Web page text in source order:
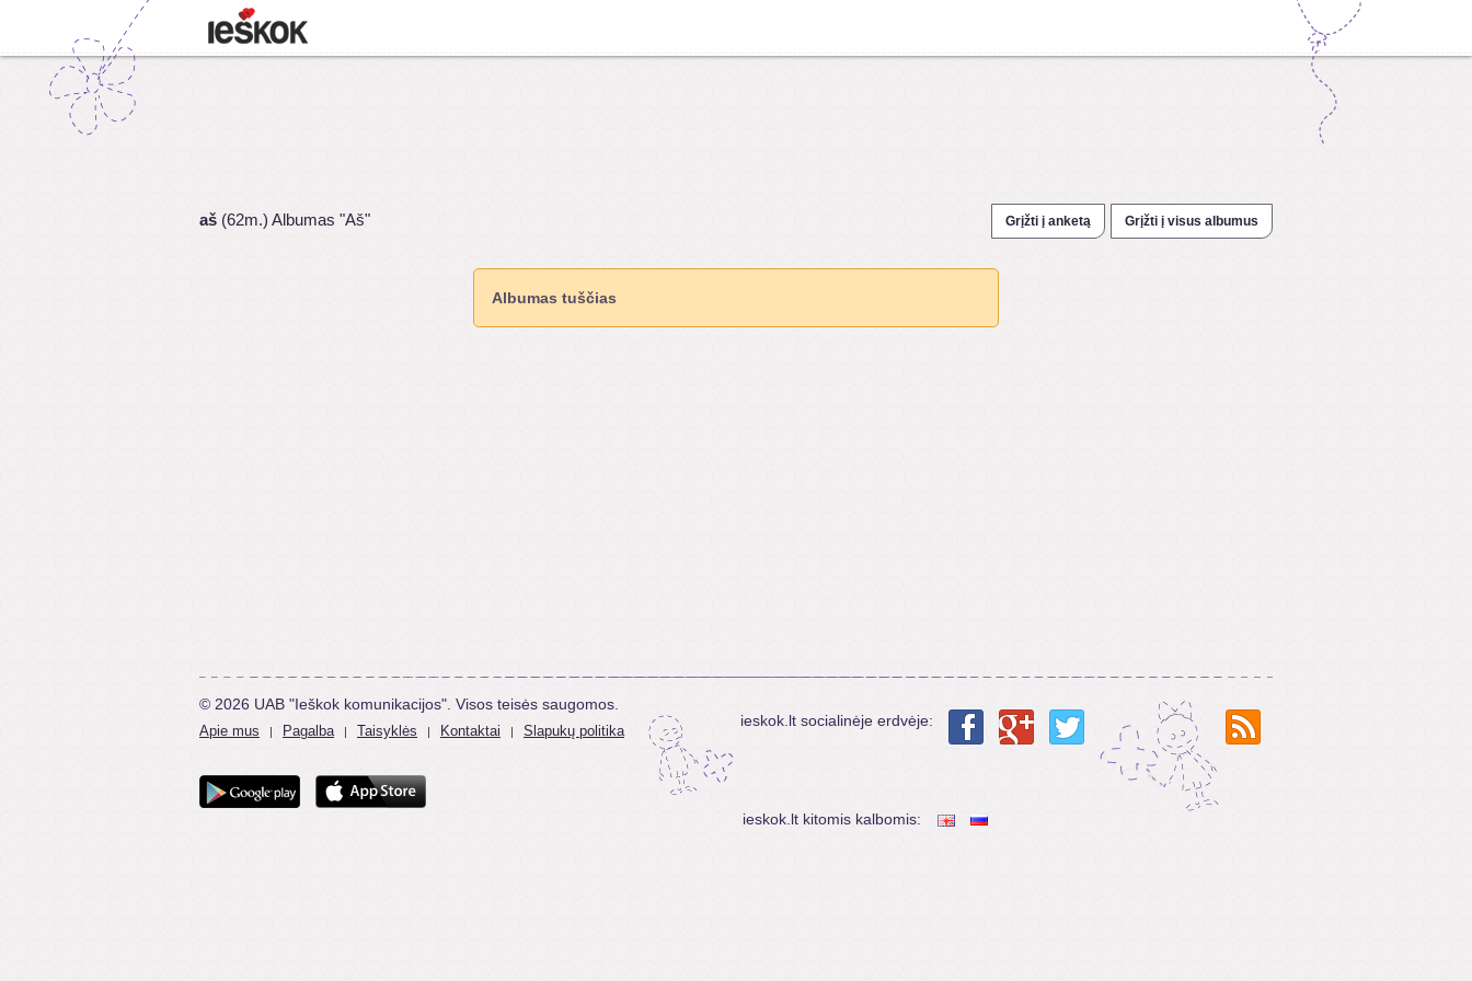
aš (62m.) Albumas "Aš" Grįžti į anketą Grįžti į visus albumus
Albumas tuščias
© 2026 UAB "Ieškok komunikacijos". Visos teisės saugomos.
Apie mus | Pagalba | Taisyklės | Kontaktai | Slapukų politika
ieskok.lt socialinėje erdvėje:
ieskok.lt kitomis kalbomis: